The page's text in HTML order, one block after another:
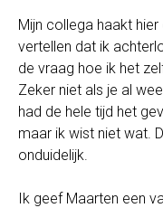
Mijn collega haakt
vertellen dat ik
de vraag hoe ik het
Zeker niet als je al
had de hele tijd het
maar ik wist niet wat.
onduidelijk.
Ik geef Maarten een